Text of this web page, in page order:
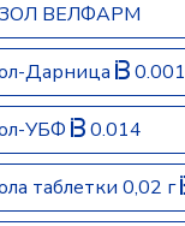
ВЕЛФАРМ
Дарница 0.001
УБФ 0.014
таблетки 0,02 г